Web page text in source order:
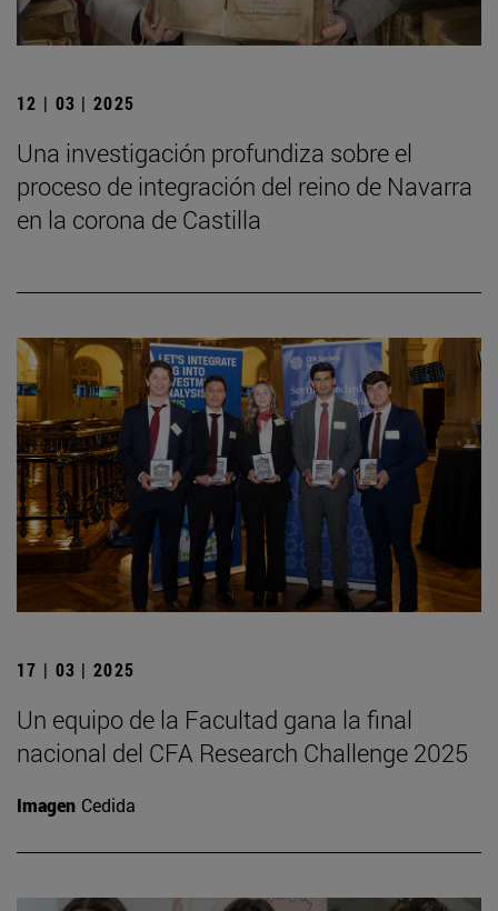
12 | 03 | 2025
Una investigación profundiza sobre el
proceso de integración del reino de Navarra
en la corona de Castilla
17 | 03 | 2025
Un equipo de la Facultad gana la final
nacional del CFA Research Challenge 2025
Imagen Cedida